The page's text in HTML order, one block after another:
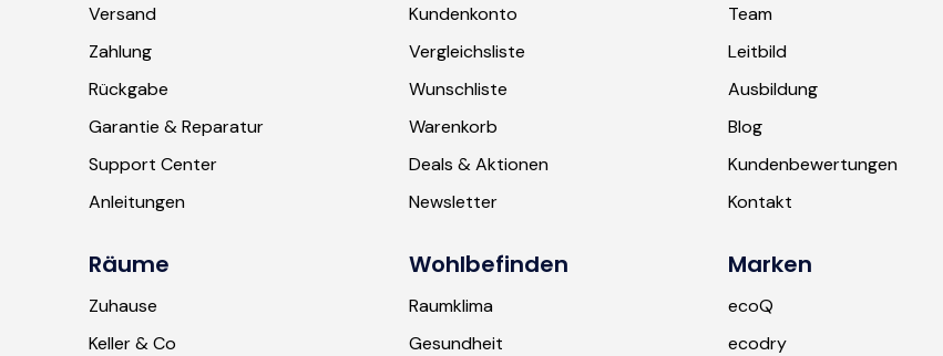
Versand
Zahlung
Rückgabe
Garantie & Reparatur
Support Center
Anleitungen
Kundenkonto
Vergleichsliste
Wunschliste
Warenkorb
Deals & Aktionen
Newsletter
Team
Leitbild
Ausbildung
Blog
Kundenbewertungen
Kontakt
Räume
Zuhause
Keller & Co
Wohlbefinden
Raumklima
Gesundheit
Marken
ecoQ
ecodry